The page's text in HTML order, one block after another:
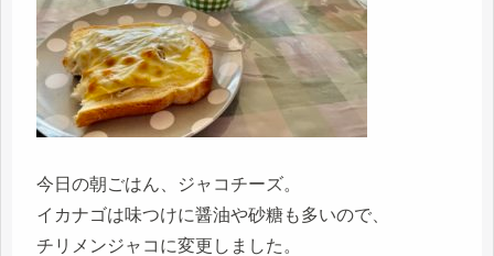
今日の朝ごはん、ジャコチーズ。
イカナゴは味つけに醤油や砂糖も多いので、
チリメンジャコに変更しました。